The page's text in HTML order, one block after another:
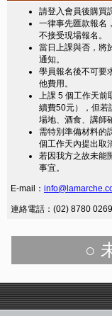
請登入會員後購買
一律事先匯款報名
不接受現場報名。
當日上課與否，將
通知。
學員報名後不可要
他費用。
上課 5 個工作天前
續費50元），但若
場地、酒食、講師
需特別準備材料的
個工作天內提出取
若因我方之故未能
事宜。
E-mail：
連絡電話：(02) 8780 0269
○